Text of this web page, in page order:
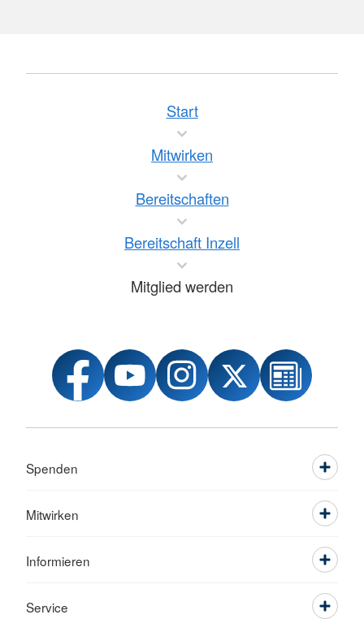
Start
Mitwirken
Bereitschaften
Bereitschaft Inzell
Mitglied werden
Spenden
Mitwirken
Informieren
Service